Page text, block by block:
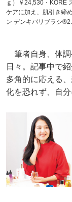
ｇ）￥24,530・KORE
ケアに加え、肌引き締
ン デンキバリブラシ
筆者自身、体調
日々。記事中で
多角的に応える
化を恐れず、自